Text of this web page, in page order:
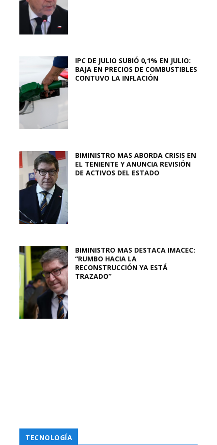
IPC DE JULIO SUBIÓ 0,1% EN JULIO:
BAJA EN PRECIOS DE COMBUSTIBLES
CONTUVO LA INFLACIÓN
BIMINISTRO MAS ABORDA CRISIS EN
EL TENIENTE Y ANUNCIA REVISIÓN
DE ACTIVOS DEL ESTADO
BIMINISTRO MAS DESTACA IMACEC:
“RUMBO HACIA LA
RECONSTRUCCIÓN YA ESTÁ
TRAZADO”
TECNOLOGÍA